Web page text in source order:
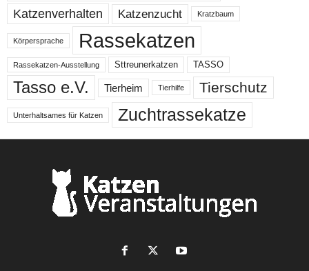
Katzenverhalten Katzenzucht Kratzbaum
Körpersprache Rassekatzen
Rassekatzen-Ausstellung Sttreunerkatzen TASSO
Tasso e.V. Tierheim Tierhilfe Tierschutz
Unterhaltsames für Katzen Zuchtrassekatze